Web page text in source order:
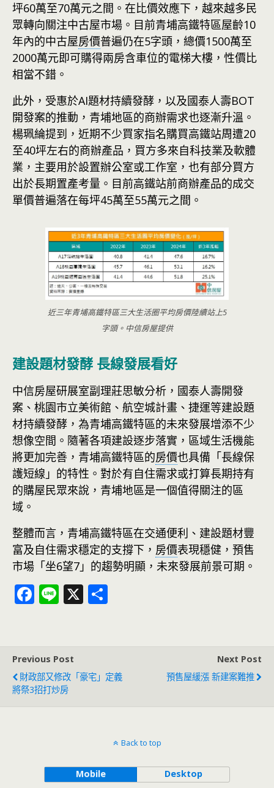
坪60萬至70萬元之間。在比價效應下，越來越多民
眾轉向關注中古屋市場。目前青埔高鐵特區屋齡10
年內的中古屋房價普遍仍在5字頭，總價1500萬至
2000萬元即可購得兩房含車位的電梯大樓，性價比
相當不錯。
此外，受惠於AI題材持續發酵，以及國泰人壽BOT
開發案的推動，青埔地區的商辦需求也逐漸升溫。
楊珮綸提到，近期不少買家指名購買高鐵站周遭20
至40坪左右的商辦產品，買方多來自科技業及軟體
業，主要用於設置辦公室或工作室，也有部分買方
出於長期置產考量。目前高鐵站前商辦產品的成交
單價普遍落在每坪45萬至55萬元之間。
近三年青埔高鐵特區三大生活圈平均房價陸續站上5
字頭。中信房屋提供
建設題材發酵 長線發展看好
中信房屋研展室副理莊思敏分析，國泰人壽開發
案、桃園市立美術館、航空城計畫、捷運等建設題
材持續發酵，為青埔高鐵特區的未來發展增添不少
想像空間。隨著各項建設逐步落實，區域生活機能
將更加完善，青埔高鐵特區的房價也具備「長線保
護短線」的特性。對於有自住需求或打算長期持有
的購屋民眾來說，青埔地區是一個值得關注的區
域。
整體而言，青埔高鐵特區在交通便利、建設題材豐
富及自住需求穩定的支撐下， 房價表現穩健，預售
市場「坐6望7」的趨勢明顯，未來發展前景可期。
F
b
o
o
Li X
Previous Post
財政部又修改「豪宅」定義
將祭3招打炒房
Next Post
預售屋緩漲 新建案難推
Back to top
Mobile Desktop